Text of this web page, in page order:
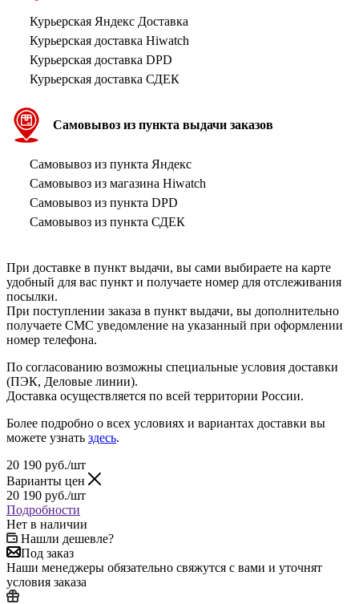
Курьерская Яндекс Доставка
Курьерская доставка Hiwatch
Курьерская доставка DPD
Курьерская доставка СДЕК
Самовывоз из пункта выдачи заказов
Самовывоз из пункта Яндекс
Самовывоз из магазина Hiwatch
Самовывоз из пункта DPD
Самовывоз из пункта СДЕК
При доставке в пункт выдачи, вы сами выбираете на карте
удобный для вас пункт и получаете номер для отслеживания
посылки.
При поступлении заказа в пункт выдачи, вы дополнительно
получаете СМС уведомление на указанный при оформлении
номер телефона.
По согласованию возможны специальные условия доставки
(ПЭК, Деловые линии).
Доставка осуществляется по всей территории России.
Более подробно о всех условиях и вариантах доставки вы
можете узнать здесь.
20 190 руб./шт
Варианты цен
20 190 руб./шт
Подробности
Нет в наличии
Нашли дешевле?
Под заказ
Наши менеджеры обязательно свяжутся с вами и уточнят
условия заказа